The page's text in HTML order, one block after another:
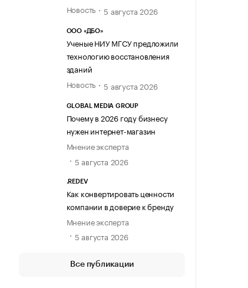
Новость
5 августа 2026
ООО «ДБО»
Ученые НИУ МГСУ предложили
технологию восстановления
зданий
Новость
5 августа 2026
GLOBAL MEDIA GROUP
Почему в 2026 году бизнесу
нужен интернет-магазин
Мнение эксперта
5 августа 2026
.REDEV
Как конвертировать ценности
компании в доверие к бренду
Мнение эксперта
5 августа 2026
Все публикации